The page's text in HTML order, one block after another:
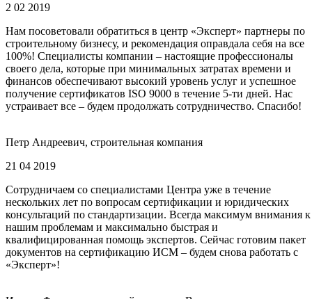
2 02 2019
Нам посоветовали обратиться в центр «Эксперт» партнеры по
строительному бизнесу, и рекомендация оправдала себя на все
100%! Специалисты компании – настоящие профессионалы
своего дела, которые при минимальных затратах времени и
финансов обеспечивают высокий уровень услуг и успешное
получение сертификатов ISO 9000 в течение 5-ти дней. Нас
устраивает все – будем продолжать сотрудничество. Спасибо!
Петр Андреевич, строительная компания
21 04 2019
Сотрудничаем со специалистами Центра уже в течение
нескольких лет по вопросам сертификации и юридических
консультаций по стандартизации. Всегда максимум внимания к
нашим проблемам и максимально быстрая и
квалифицированная помощь экспертов. Сейчас готовим пакет
документов на сертификацию ИСМ – будем снова работать с
«Эксперт»!